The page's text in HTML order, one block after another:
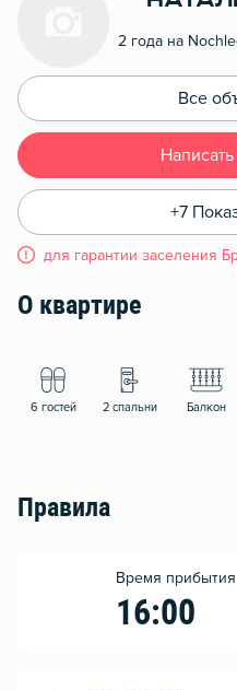
2 года на
Все
+7
для гарантии заселения
О квартире
6 гостей 2 спальни Балкон
Правила
Время прибытия
16:00